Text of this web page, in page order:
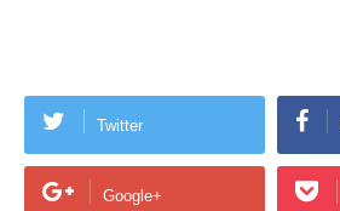
Twitter
Google+